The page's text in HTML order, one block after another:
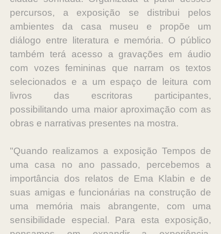
percursos, a exposição se distribui pelos
ambientes da casa museu e propõe um
diálogo entre literatura e memória. O público
também terá acesso a gravações em áudio
com vozes femininas que narram os textos
selecionados e a um espaço de leitura com
livros das escritoras participantes,
possibilitando uma maior aproximação com as
obras e narrativas presentes na mostra.
"Quando realizamos a exposição Tempos de
uma casa no ano passado, percebemos a
importância dos relatos de Ema Klabin e de
suas amigas e funcionárias na construção de
uma memória mais abrangente, com uma
sensibilidade especial. Para esta exposição,